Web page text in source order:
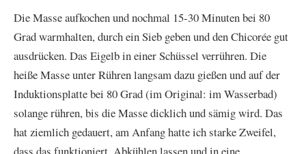
Die Masse aufkochen und nochmal 15-30 Minuten bei 80
Grad warmhalten, durch ein Sieb geben und den Chicorée gut
ausdrücken. Das Eigelb in einer Schüssel verrühren. Die
heiße Masse unter Rühren langsam dazu gießen und auf der
Induktionsplatte bei 80 Grad (im Original: im Wasserbad)
solange rühren, bis die Masse dicklich und sämig wird. Das
hat ziemlich gedauert, am Anfang hatte ich starke Zweifel,